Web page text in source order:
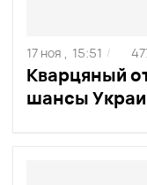
Кварцяный
шансы
17 ноя , 15:51 /